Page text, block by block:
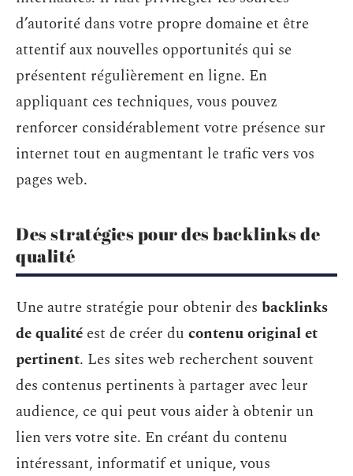
d’autorité dans votre propre domaine et être
attentif aux nouvelles opportunités qui se
présentent régulièrement en ligne. En
appliquant ces techniques, vous pouvez
renforcer considérablement votre présence sur
internet tout en augmentant le trafic vers vos
pages web.
Des stratégies pour des backlinks de
qualité
Une autre stratégie pour obtenir des backlinks
de qualité est de créer du contenu original et
pertinent. Les sites web recherchent souvent
des contenus pertinents à partager avec leur
audience, ce qui peut vous aider à obtenir un
lien vers votre site. En créant du contenu
intéressant, informatif et unique, vous